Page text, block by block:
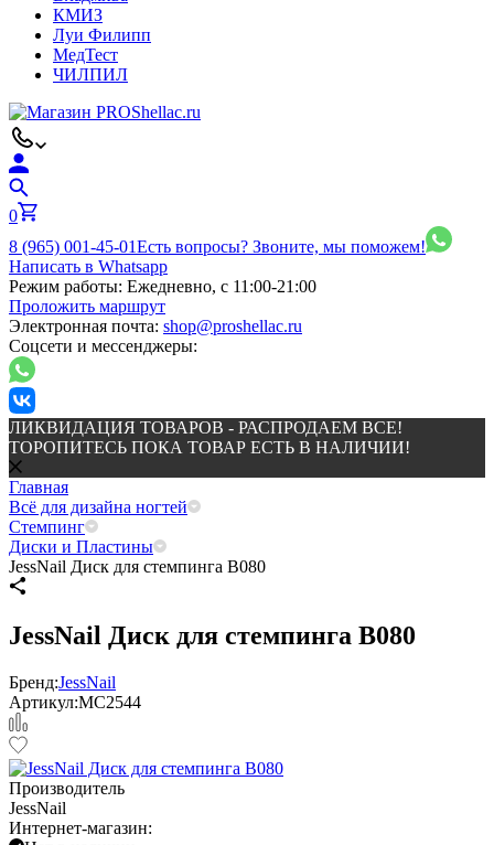
КМИЗ
Луи Филипп
МедТест
ЧИЛПИЛ
0
8 (965) 001-45-01Есть вопросы? Звоните, мы поможем!
Написать в Whatsapp
Режим работы: Ежедневно, с 11:00-21:00
Проложить маршрут
Электронная почта: shop@proshellac.ru
Соцсети и мессенджеры:
ЛИКВИДАЦИЯ ТОВАРОВ - РАСПРОДАЕМ ВСЕ!
ТОРОПИТЕСЬ ПОКА ТОВАР ЕСТЬ В НАЛИЧИИ!
Главная
Всё для дизайна ногтей
Стемпинг
Диски и Пластины
JessNail Диск для стемпинга B080
JessNail Диск для стемпинга B080
Бренд:JessNail
Артикул:МС2544
Производитель
JessNail
Интернет-магазин: